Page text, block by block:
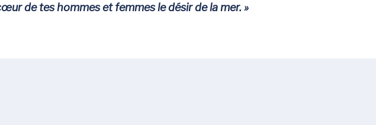
de tes hommes et femmes le désir de la mer. »